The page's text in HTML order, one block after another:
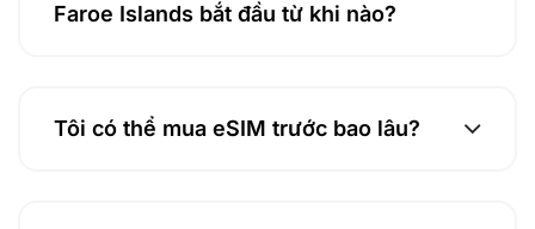
Faroe Islands bắt đầu từ khi nào?
Tôi có thể mua eSIM trước bao lâu?